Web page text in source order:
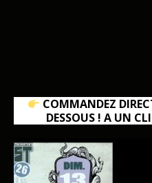
COMMANDEZ
DESSOUS ! A UN